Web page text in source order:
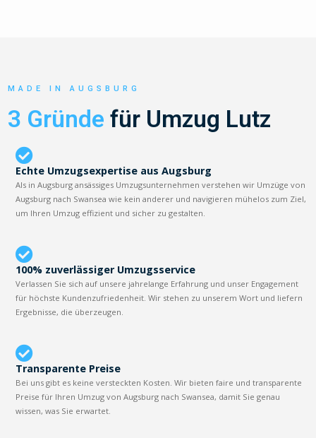
MADE IN AUGSBURG
3 Gründe für Umzug Lutz
Echte Umzugsexpertise aus Augsburg
Als in Augsburg ansässiges Umzugsunternehmen verstehen wir Umzüge von
Augsburg nach Swansea wie kein anderer und navigieren mühelos zum Ziel,
um Ihren Umzug effizient und sicher zu gestalten.
100% zuverlässiger Umzugsservice
Verlassen Sie sich auf unsere jahrelange Erfahrung und unser Engagement
für höchste Kundenzufriedenheit. Wir stehen zu unserem Wort und liefern
Ergebnisse, die überzeugen.
Transparente Preise
Bei uns gibt es keine versteckten Kosten. Wir bieten faire und transparente
Preise für Ihren Umzug von Augsburg nach Swansea, damit Sie genau
wissen, was Sie erwartet.